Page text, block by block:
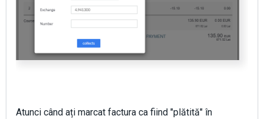
Atunci când ați marcat factura ca fiind "plătită" în